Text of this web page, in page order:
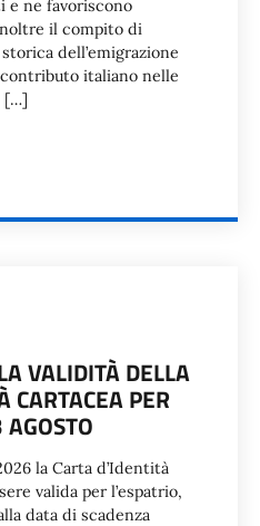
e ne favoriscono
il compito di
dell’emigrazione
italiano nelle
[…]
VALIDITÀ DELLA
CARTACEA PER
AGOSTO
la Carta d’Identità
valida per l’espatrio,
data di scadenza